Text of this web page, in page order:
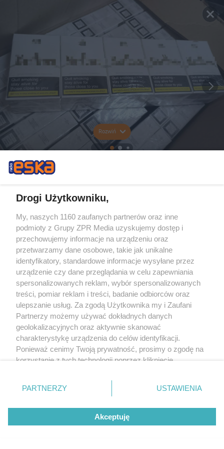
Rozwiń
Drogi Użytkowniku,
My, naszych 1160 zaufanych partnerów oraz inne
podmioty z Grupy ZPR Media uzyskujemy dostęp i
przechowujemy informacje na urządzeniu oraz
przetwarzamy dane osobowe, takie jak unikalne
identyfikatory, standardowe informacje wysyłane przez
urządzenie czy dane przeglądania w celu zapewniania
spersonalizowanych reklam, wybór spersonalizowanych
treści, pomiar reklam i treści, badanie odbiorców oraz
ulepszanie usług. Za zgodą Użytkownika my i Zaufani
Partnerzy możemy używać dokładnych danych
geolokalizacyjnych oraz aktywnie skanować
charakterystykę urządzenia do celów identyfikacji.
Ponieważ cenimy Twoją prywatność, prosimy o zgodę na
korzystanie z tych technologii poprzez kliknięcie
zmienić/wycofać klikając przycisk ustawień prywatności
znajdujący się w lewym dolnym rogu strony
rodzaje przetwarzania danych nie wymagają zgody
użytkownika, ale masz prawo sprzeciwić się takiemu
przetwarzaniu. Preferencje będą miały zastosowanie tylko
PARTNERZY USTAWIENIA
Akceptuję